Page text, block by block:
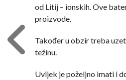
od Litij – ionskih. Ove
proizvode.
Također u obzir treba
težinu.
Uvijek je poželjno imati i